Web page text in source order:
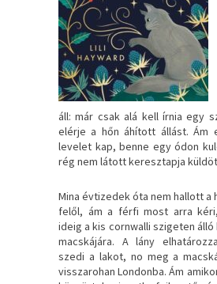
áll: már csak alá kell írnia egy
elérje a hőn áhított állást. Ám
levelet kap, benne egy ódon
rég nem látott keresztapja
Mina évtizedek óta nem hallott a
felől, ám a férfi most arra
ideig a kis cornwalli szigeten álló
macskájára. A lány
szedi a lakot, no meg a
visszarohan Londonba. Ám